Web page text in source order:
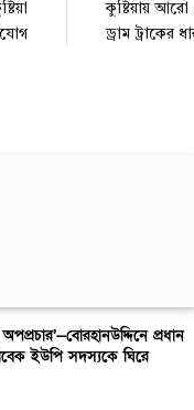
কুষ্টিয়ায় আরো
ড্রাম ট্রাকের
প্রধান
ইউপি সদস্যকে ঘিরে